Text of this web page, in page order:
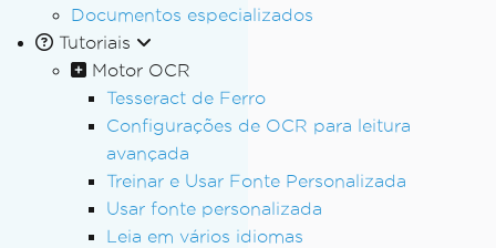
Documentos especializados
Tutoriais
Motor OCR
Tesseract de Ferro
Configurações de OCR para leitura
avançada
Treinar e Usar Fonte Personalizada
Usar fonte personalizada
Leia em vários idiomas